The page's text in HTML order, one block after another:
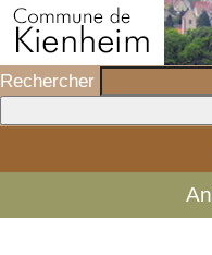
Rechercher